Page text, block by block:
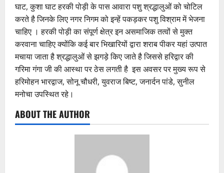
घाट, कुशा घाट हरकी पोड़ी के पास आवारा पशु श्रद्धालुओं को चोटिल
करते है जिनके लिए नगर निगम को इन्हें पकड़कर पशु विश्राम में भेजना
चाहिए । हरकी पोड़ी का संपूर्ण क्षेत्र इन असमाजिक तत्वों से मुक्त
करवाना चाहिए क्योंकि कई बार भिखारियों द्वारा शराब पीकर यहां उत्पात
मचाया जाता है श्रद्धालुओं से झगड़े किए जाते है जिससे हरिद्वार की
गरिमा गंगा जी की आस्था पर ठेस लगती है इस अवसर पर मुख्य रूप से
हरिमोहन भारद्वाज, सोनू चौधरी, युवराज बिष्ट, जनार्दन पांडे, सुनील
मनोचा उपस्थित रहे।
ABOUT THE AUTHOR